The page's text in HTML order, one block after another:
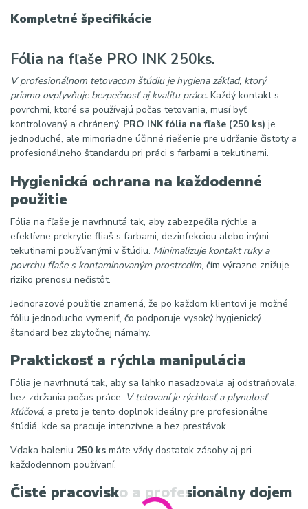
Kompletné špecifikácie
Fólia na fľaše PRO INK 250ks.
V profesionálnom tetovacom štúdiu je hygiena základ, ktorý
priamo ovplyvňuje bezpečnosť aj kvalitu práce. Každý kontakt s
povrchmi, ktoré sa používajú počas tetovania, musí byť
kontrolovaný a chránený. PRO INKfólia na fľaše (250 ks) je
jednoduché, ale mimoriadne účinné riešenie pre udržanie čistoty a
profesionálneho štandardu pri práci s farbami a tekutinami.
Hygienická ochrana na každodenné
použitie
Fólia na fľaše je navrhnutá tak, aby zabezpečila rýchle a
efektívne prekrytie fliaš s farbami, dezinfekciou alebo inými
tekutinami používanými v štúdiu. Minimalizuje kontakt ruky a
povrchu fľaše s kontaminovaným prostredím, čím výrazne znižuje
riziko prenosu nečistôt.
Jednorazové použitie znamená, že po každom klientovi je možné
fóliu jednoducho vymeniť, čo podporuje vysoký hygienický
štandard bez zbytočnej námahy.
Praktickosť a rýchla manipulácia
Fólia je navrhnutá tak, aby sa ľahko nasadzovala aj odstraňovala,
bez zdržania počas práce. V tetovaní je rýchlosť a plynulosť
kľúčová, a preto je tento doplnok ideálny pre profesionálne
štúdiá, kde sa pracuje intenzívne a bez prestávok.
Vďaka baleniu 250 ks máte vždy dostatok zásoby aj pri
každodennom používaní.
Čisté pracovisko a profesionálny dojem